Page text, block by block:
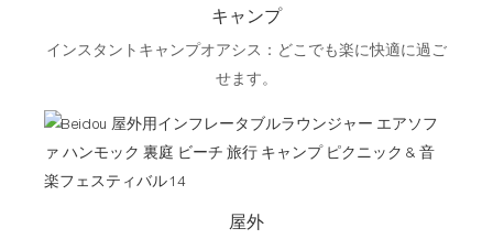
キャンプ
インスタントキャンプオアシス：どこでも楽に快適に過ご
せます。
屋外